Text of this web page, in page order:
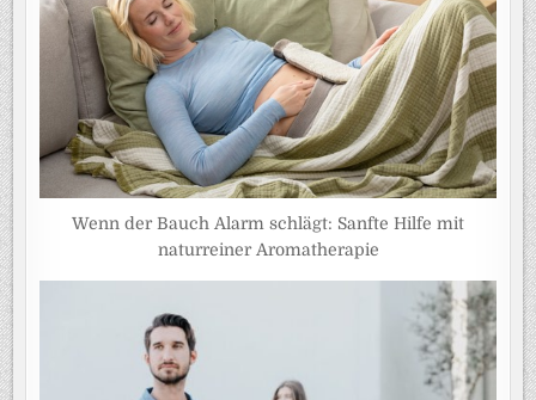
Wenn der Bauch Alarm schlägt: Sanfte Hilfe mit
naturreiner Aromatherapie